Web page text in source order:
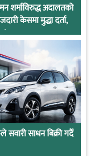
शर्माविरुद्ध अदालतको
केसमा मुद्धा दर्ता,
!
साधन बिक्री गर्दै